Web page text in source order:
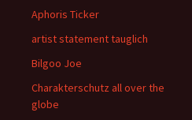
Aphoris Ticker
artist statement tauglich
Bilgoo Joe
Charakterschutz all over the
globe